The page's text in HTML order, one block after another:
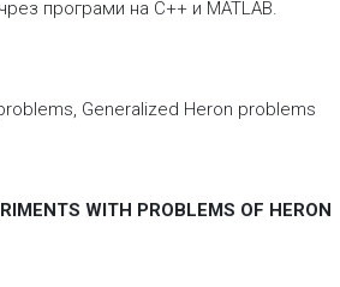
програми на C++ и MATLAB.
Generalized Heron problems
WITH PROBLEMS OF HERON